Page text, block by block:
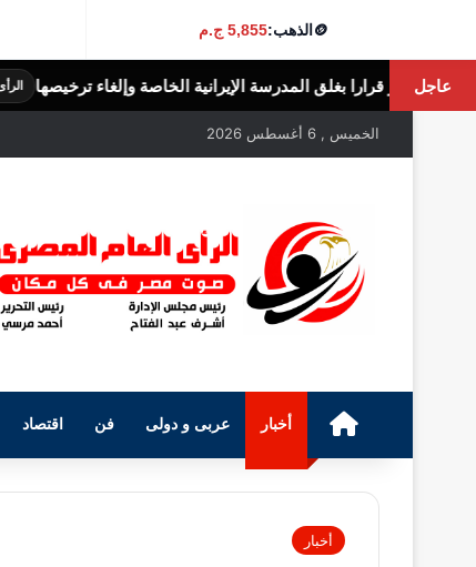
🪙الذهب:5,855 ج.م
عاجل
المدرسة الإيرانية الخاصة وإلغاء ترخيصها الرأى العام المصرى
الخميس , 6 أغسطس 2026
الرئيسيةأخبار عربى و دولى فن اقتصاد
أخبار